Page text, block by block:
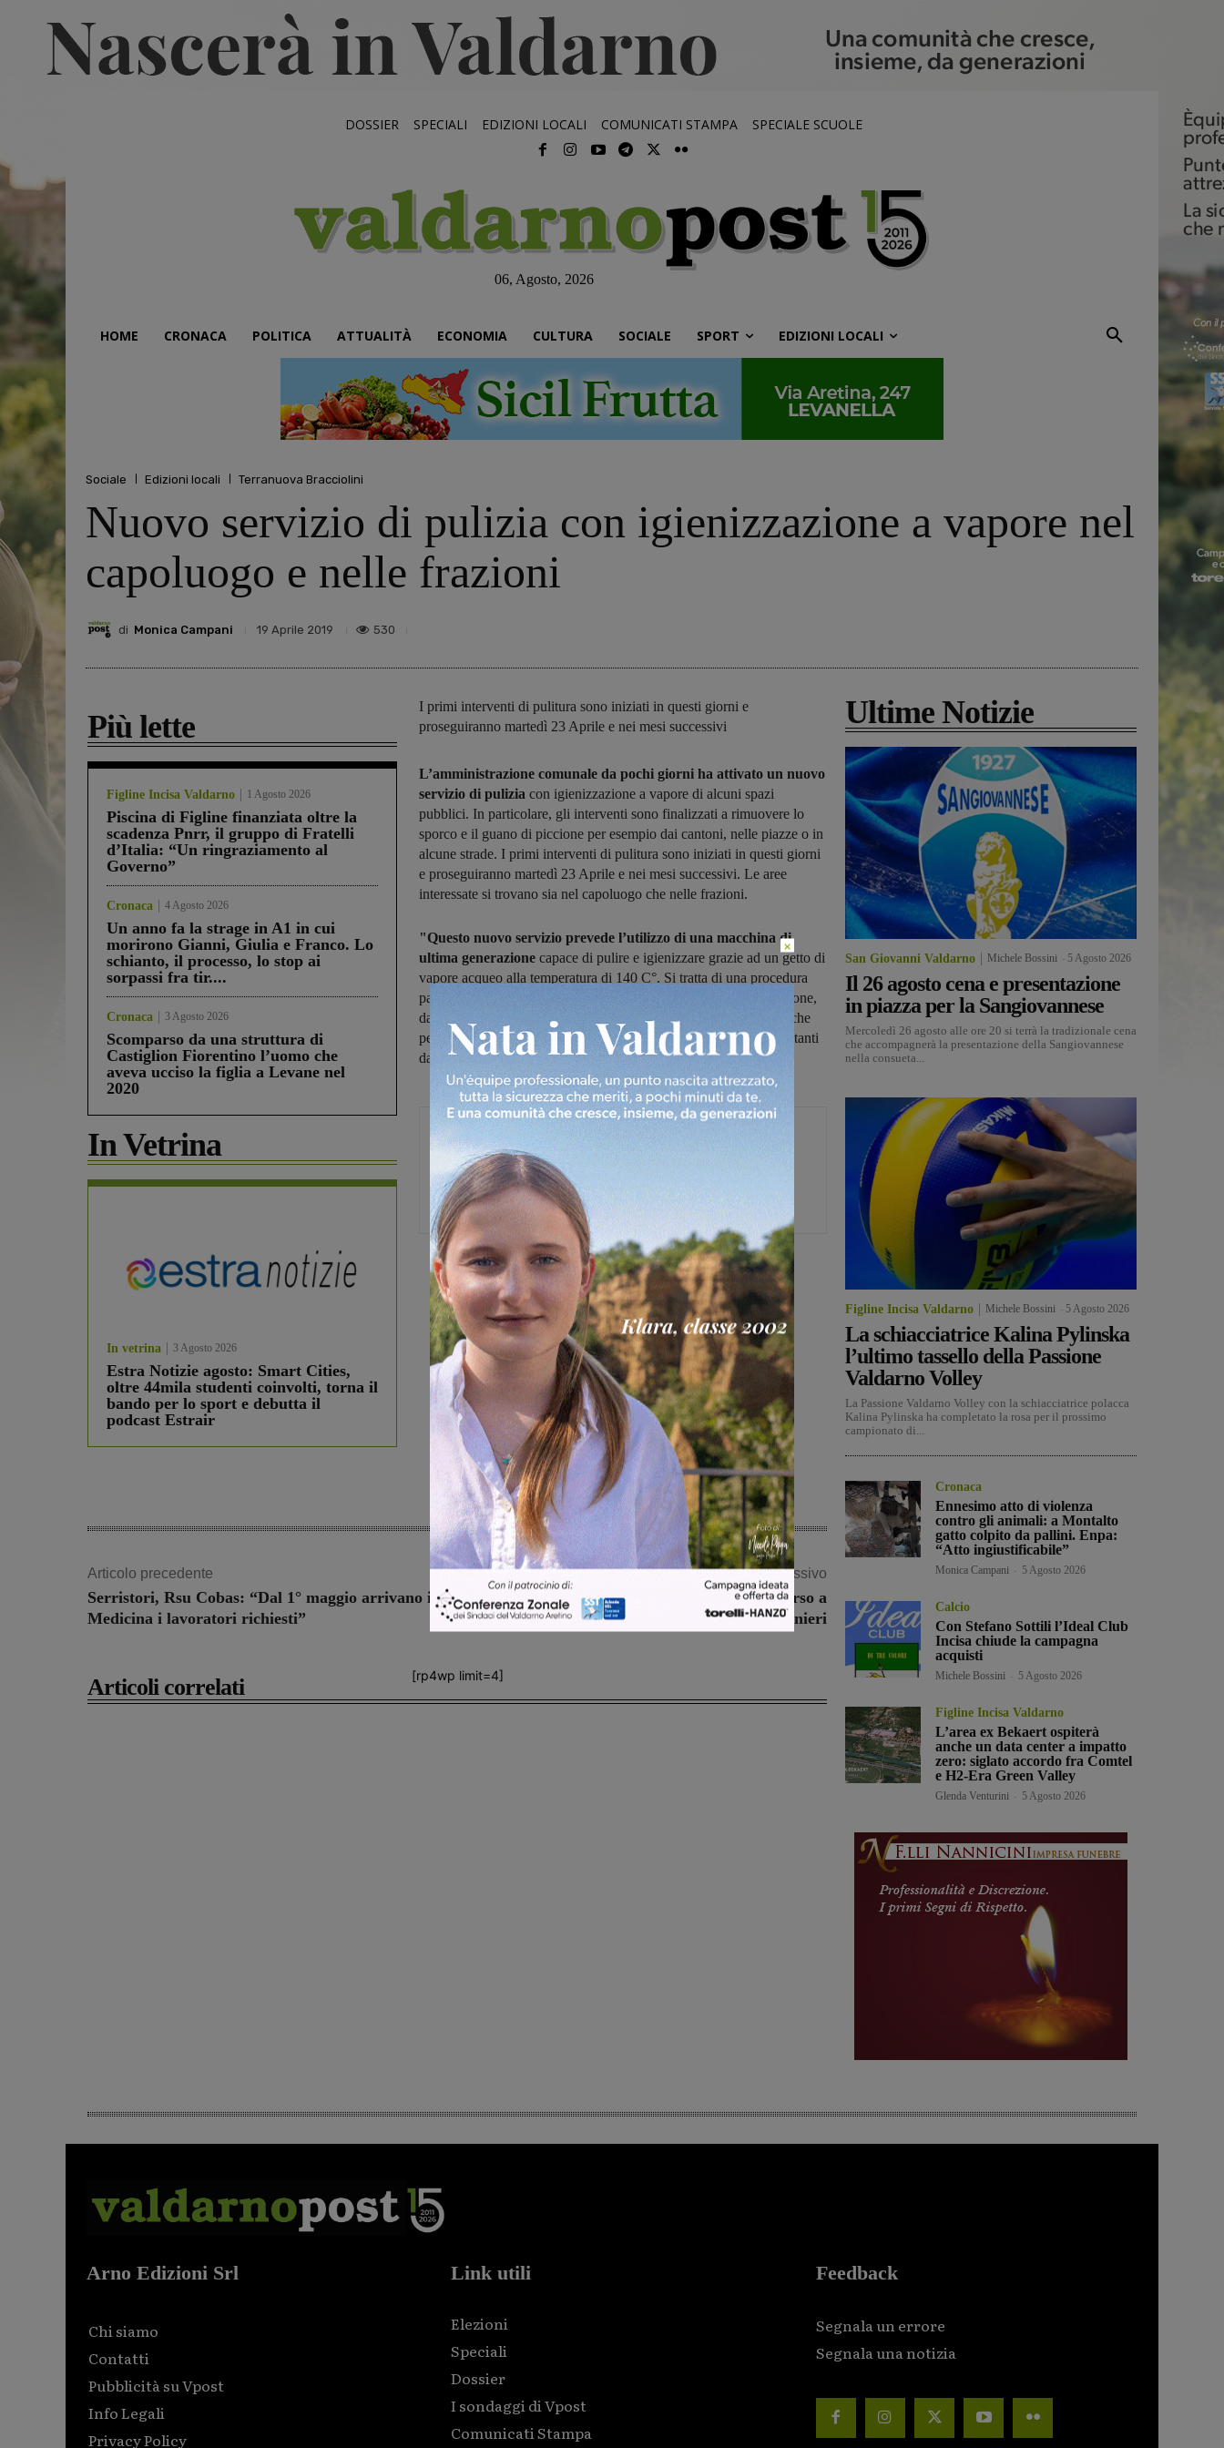
DOSSIER SPECIALI EDIZIONI LOCALI COMUNICATI STAMPA SPECIALE SCUOLE
06, Agosto, 2026
HOME CRONACA POLITICA ATTUALITÀ ECONOMIA CULTURA SOCIALE SPORT EDIZIONI LOCALI
Sociale Edizioni locali Terranuova Bracciolini
Nuovo servizio di pulizia con igienizzazione a vapore nel
capoluogo e nelle frazioni
di Monica Campani 19 Aprile 2019 530
Più lette
Figline Incisa Valdarno 1 Agosto 2026
Piscina di Figline finanziata oltre la
scadenza Pnrr, il gruppo di Fratelli
d’Italia: “Un ringraziamento al
Governo”
Cronaca 4 Agosto 2026
Un anno fa la strage in A1 in cui
morirono Gianni, Giulia e Franco. Lo
schianto, il processo, lo stop ai
sorpassi fra tir....
Cronaca 3 Agosto 2026
Scomparso da una struttura di
Castiglion Fiorentino l’uomo che
aveva ucciso la figlia a Levane nel
2020
In Vetrina
In vetrina 3 Agosto 2026
Estra Notizie agosto: Smart Cities,
oltre 44mila studenti coinvolti, torna il
bando per lo sport e debutta il
podcast Estrair
I primi interventi di pulitura sono iniziati in questi giorni e
proseguiranno martedì 23 Aprile e nei mesi successivi
L’amministrazione comunale da pochi giorni ha attivato un nuovo
servizio di pulizia con igienizzazione a vapore di alcuni spazi
pubblici. In particolare, gli interventi sono finalizzati a rimuovere lo
sporco e il guano di piccione per esempio dai cantoni, nelle piazze o in
alcune strade. I primi interventi di pulitura sono iniziati in questi giorni
e proseguiranno martedì 23 Aprile e nei mesi successivi. Le aree
interessate si trovano sia nel capoluogo che nelle frazioni.
"Questo nuovo servizio prevede l’utilizzo di una macchina di
ultima generazione capace di pulire e igienizzare grazie ad un getto di
vapore acqueo alla temperatura di 140 C°. Si tratta di una procedura
particolarmente efficace per eliminare sporcizie dalla pavimentazione,
dal marmo e dalle pietre. Il macchinario potrà servirà in futuro anche
per attività di diserbo, ma anche per eliminare piante ed erbe infestanti
dal suolo pubblico".
Monica Campani
Direttore
Share
Articolo precedente
Serristori, Rsu Cobas: “Dal 1° maggio arrivano in
Medicina i lavoratori richiesti”
Articolo successivo
Scomparsa una donna, ricerche in corso a
Rignano. Impegnati Vigili del fuoco e Carabinieri
[rp4wp limit=4]
Articoli correlati
Ultime Notizie
San Giovanni Valdarno Michele Bossini 5 Agosto 2026
Il 26 agosto cena e presentazione
in piazza per la Sangiovannese
Mercoledì 26 agosto alle ore 20 si terrà la tradizionale cena
che accompagnerà la presentazione della Sangiovannese
nella consueta...
Figline Incisa Valdarno Michele Bossini 5 Agosto 2026
La schiacciatrice Kalina Pylinska
l’ultimo tassello della Passione
Valdarno Volley
La Passione Valdarno Volley con la schiacciatrice polacca
Kalina Pylinska ha completato la rosa per il prossimo
campionato di...
Cronaca
Ennesimo atto di violenza
contro gli animali: a Montalto
gatto colpito da pallini. Enpa:
“Atto ingiustificabile”
Monica Campani 5 Agosto 2026
Calcio
Con Stefano Sottili l’Ideal Club
Incisa chiude la campagna
acquisti
Michele Bossini 5 Agosto 2026
Figline Incisa Valdarno
L’area ex Bekaert ospiterà
anche un data center a impatto
zero: siglato accordo fra Comtel
e H2-Era Green Valley
Glenda Venturini 5 Agosto 2026
Arno Edizioni Srl
Chi siamo
Contatti
Pubblicità su Vpost
Info Legali
Privacy Policy
Link utili
Elezioni
Speciali
Dossier
I sondaggi di Vpost
Comunicati Stampa
Feedback
Segnala un errore
Segnala una notizia
×